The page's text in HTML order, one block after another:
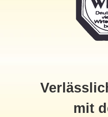
mit